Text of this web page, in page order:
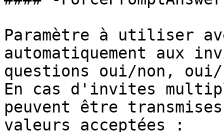
Paramètre à utiliser
automatiquement aux
questions oui/non,
En cas d'invites
peuvent être
valeurs acceptées :